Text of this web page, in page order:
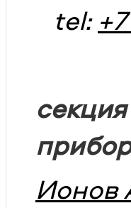
tel:
Ионов